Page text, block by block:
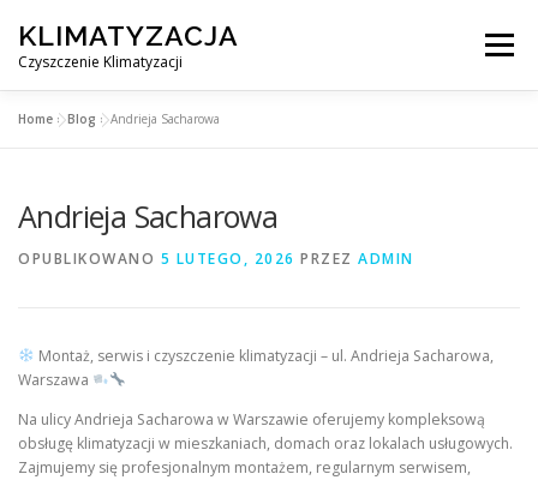
treści
KLIMATYZACJA
Czyszczenie Klimatyzacji
Menu
OBSŁUGIWANE MIASTA POD WARSZAWĄ
Home »Blog »Andrieja Sacharowa
Andrieja Sacharowa
OPUBLIKOWANO 5 LUTEGO, 2026 PRZEZ ADMIN
Montaż, serwis i czyszczenie klimatyzacji – ul. Andrieja Sacharowa,
Warszawa
Na ulicy Andrieja Sacharowa w Warszawie oferujemy kompleksową
obsługę klimatyzacji w mieszkaniach, domach oraz lokalach usługowych.
Zajmujemy się profesjonalnym montażem, regularnym serwisem,